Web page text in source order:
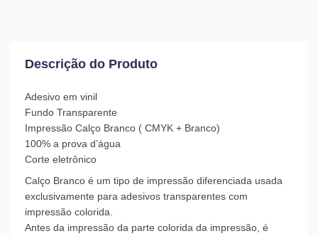
Descrição do Produto
Adesivo em vinil
Fundo Transparente
Impressão Calço Branco ( CMYK + Branco)
100% a prova d’água
Corte eletrônico
Calço Branco é um tipo de impressão diferenciada usada
exclusivamente para adesivos transparentes com
impressão colorida.
Antes da impressão da parte colorida da impressão, é